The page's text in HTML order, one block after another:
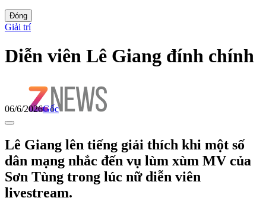
Đóng
Giải trí
Diễn viên Lê Giang đính chính
06/6/2026Gốc
Lê Giang lên tiếng giải thích khi một số
dân mạng nhắc đến vụ lùm xùm MV của
Sơn Tùng trong lúc nữ diễn viên
livestream.